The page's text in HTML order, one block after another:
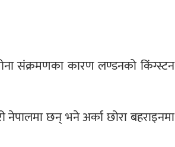
संक्रमणका कारण लण्डनको किंग्स्टन
नेपालमा छन् भने अर्का छोरा बहराइनमा